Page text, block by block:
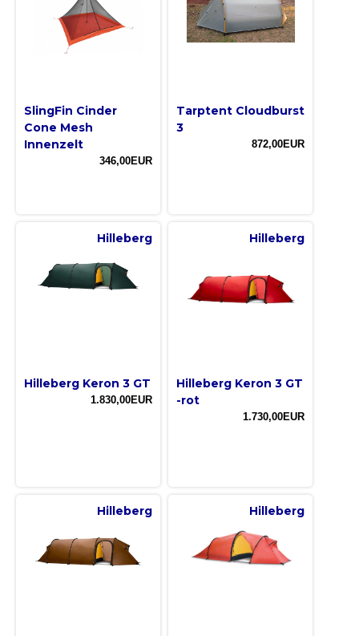
SlingFin Cinder
Cone Mesh
Innenzelt
346,00EUR
Tarptent Cloudburst
3
872,00EUR
Hilleberg
Hilleberg Keron 3 GT
1.830,00EUR
Hilleberg
Hilleberg Keron 3 GT
-rot
1.730,00EUR
Hilleberg Hilleberg